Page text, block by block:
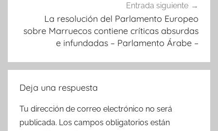
Entrada siguiente
La resolución del Parlamento Europeo
sobre Marruecos contiene críticas absurdas
e infundadas – Parlamento Árabe –
Deja una respuesta
Tu dirección de correo electrónico no será
publicada. Los campos obligatorios están